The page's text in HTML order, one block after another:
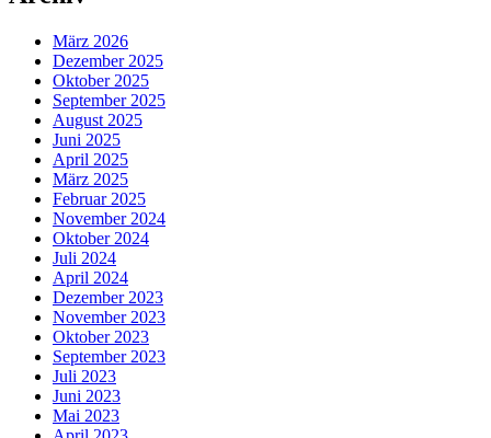
März 2026
Dezember 2025
Oktober 2025
September 2025
August 2025
Juni 2025
April 2025
März 2025
Februar 2025
November 2024
Oktober 2024
Juli 2024
April 2024
Dezember 2023
November 2023
Oktober 2023
September 2023
Juli 2023
Juni 2023
Mai 2023